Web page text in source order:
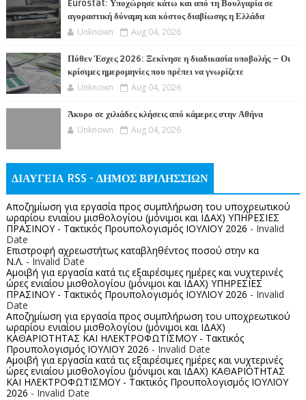
Eurostat: Υποχώρησε κάτω και από τη Βουλγαρία σε
αγοραστική δύναμη και κόστος διαβίωσης η Ελλάδα
Unknown Aug 04, 2026
Πόθεν Έσχες 2026: Ξεκίνησε η διαδικασία υποβολής – Οι
κρίσιμες ημερομηνίες που πρέπει να γνωρίζετε
Unknown Aug 04, 2026
Άκυρο σε χιλιάδες κλήσεις από κάμερες στην Αθήνα
Unknown Aug 04, 2026
ΔΙΑΥΓΕΙΑ RSS - ΔΗΜΟΣ ΒΡΙΛΗΣΣΙΩΝ
Αποζημίωση για εργασία προς συμπλήρωση του υποχρεωτικού
ωραρίου ενιαίου μισθολογίου (μόνιμοι και ΙΔΑΧ) ΥΠΗΡΕΣΙΕΣ
ΠΡΑΣΙΝΟΥ - Τακτικός Προυπολογισμός ΙΟΥΛΙΟΥ 2026 - Invalid
Date
Επιστροφή αχρεωστήτως καταβληθέντος ποσoύ στην κα
Ν.Λ. - Invalid Date
Αμοιβή για εργασία κατά τις εξαιρέσιμες ημέρες και νυχτερινές
ώρες ενιαίου μισθολογίου (μόνιμοι και ΙΔΑΧ) ΥΠΗΡΕΣΙΕΣ
ΠΡΑΣΙΝΟΥ - Τακτικός Προυπολογισμός ΙΟΥΛΙΟΥ 2026 - Invalid
Date
Αποζημίωση για εργασία προς συμπλήρωση του υποχρεωτικού
ωραρίου ενιαίου μισθολογίου (μόνιμοι και ΙΔΑΧ)
ΚΑΘΑΡΙΟΤΗΤΑΣ ΚΑΙ ΗΛΕΚΤΡΟΦΩΤΙΣΜΟΥ - Τακτικός
Προυπολογισμός ΙΟΥΛΙΟΥ 2026 - Invalid Date
Αμοιβή για εργασία κατά τις εξαιρέσιμες ημέρες και νυχτερινές
ώρες ενιαίου μισθολογίου (μόνιμοι και ΙΔΑΧ) ΚΑΘΑΡΙΟΤΗΤΑΣ
ΚΑΙ ΗΛΕΚΤΡΟΦΩΤΙΣΜΟΥ - Τακτικός Προυπολογισμός ΙΟΥΛΙΟΥ
2026 - Invalid Date